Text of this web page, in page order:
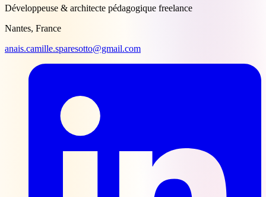
Développeuse & architecte pédagogique freelance
Nantes, France
anais.camille.sparesotto@gmail.com